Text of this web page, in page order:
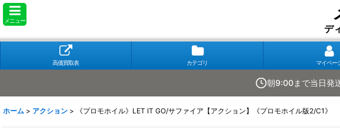
メニュー
デ
高価買取表 カテゴリ マイペー
朝9:00まで当日発
ホーム > アクション > 《プロモホイル》LET IT GO/サファイア【アクション】《プロモホイル版2/C1》